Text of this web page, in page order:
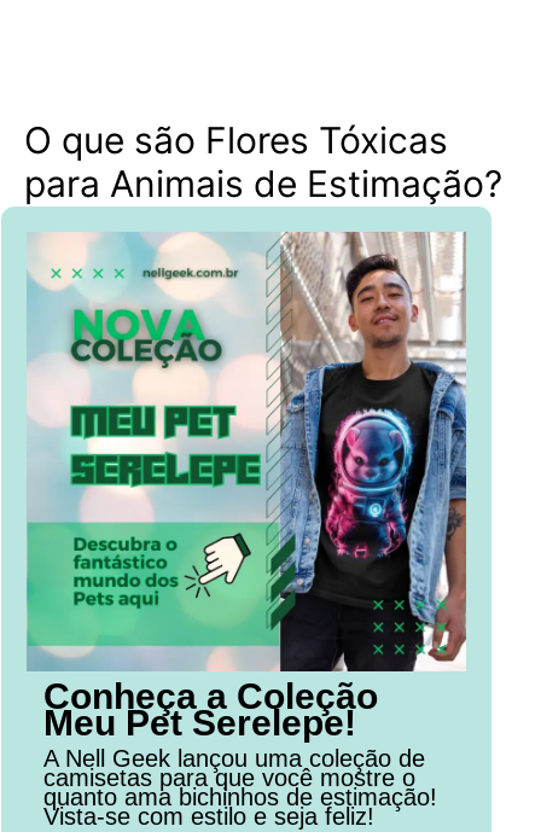
O que são Flores Tóxicas
para Animais de Estimação?
Conheça a Coleção
Meu Pet Serelepe!
A Nell Geek lançou uma coleção de
camisetas para que você mostre o
quanto ama bichinhos de estimação!
Vista-se com estilo e seja feliz!